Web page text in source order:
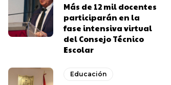
Más de 12 mil docentes
participarán en la
fase intensiva virtual
del Consejo Técnico
Escolar
Educación